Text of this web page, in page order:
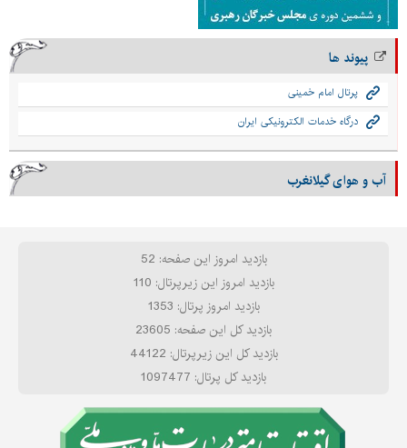
پیوند ها
پرتال امام خمینی
درگاه خدمات الكترونیكی ایران
آب و هوای گیلانغرب
بازدید امروز این صفحه: 52
بازدید امروز این زیرپرتال: 110
بازدید امروز پرتال: 1353
بازدید کل این صفحه: 23605
بازدید کل این زیرپرتال: 44122
بازدید کل پرتال: 1097477